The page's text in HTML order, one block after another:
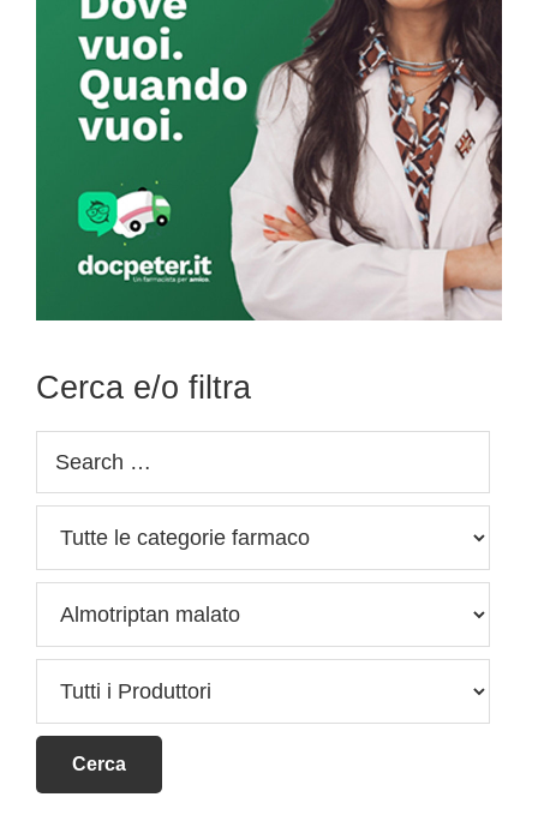
Cerca e/o filtra